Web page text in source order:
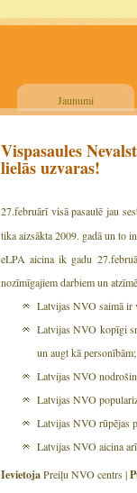
Jaunumi
Vispasaules
lielās uzvaras!
27.februārī visā pasaulē jau
tika aizsākta 2009. gadā un to
eLPA aicina ik gadu
nozīmīgajiem darbiem un
Latvijas NVO saimā ir
Latvijas NVO kopīgi
un augt kā personībām;
Latvijas NVO
Latvijas NVO
Latvijas NVO rūpējas
Latvijas NVO aicina
IevietojaPreiļu NVO centrs |